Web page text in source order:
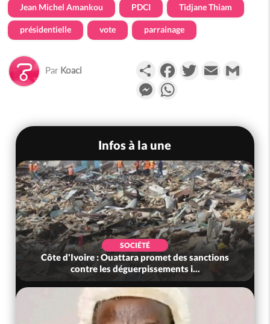
Jean Michel Amankou PDCI Tidjane Thiam
présidentielle vote parrainage
Par Koaci PartagerFacebookTwitterEmail
Messenger
Infos à la une
SOCIÉTÉ
Côte d'Ivoire : Ouattara promet des sanctions
contre les déguerpissements i...